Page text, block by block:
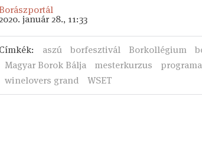
január 28., 11:33
Címkék: aszú borfesztivál Borkollégium
Magyar Borok Bálja
mesterkurzus
winelovers grand
WSET